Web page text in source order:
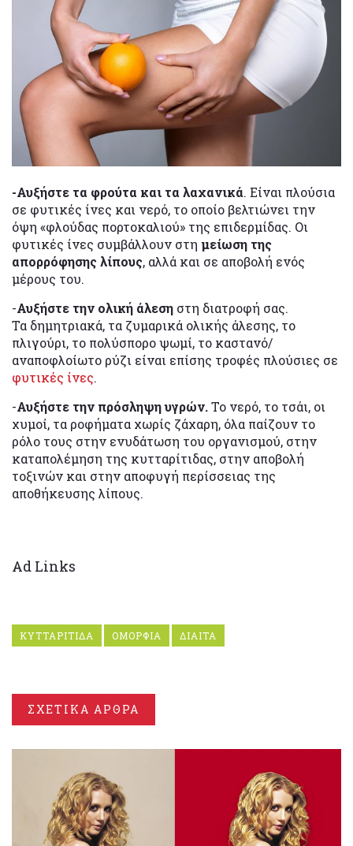
-Αυξήστε τα φρούτα και τα λαχανικά. Είναι πλούσια
σε φυτικές ίνες και νερό, το οποίο βελτιώνει την
όψη «φλούδας πορτοκαλιού» της επιδερμίδας. Οι
φυτικές ίνες συμβάλλουν στη μείωση της
απορρόφησης λίπους, αλλά και σε αποβολή ενός
μέρους του.
-Αυξήστε την ολική άλεση στη διατροφή σας.
Τα δημητριακά, τα ζυμαρικά ολικής άλεσης, το
πλιγούρι, το πολύσπορο ψωμί, το καστανό/
αναποφλοίωτο ρύζι είναι επίσης τροφές πλούσιες σε
φυτικές ίνες.
-Αυξήστε την πρόσληψη υγρών.Το νερό, το τσάι, οι
χυμοί, τα ροφήματα χωρίς ζάχαρη, όλα παίζουν το
ρόλο τους στην ενυδάτωση του οργανισμού, στην
καταπολέμηση της κυτταρίτιδας, στην αποβολή
τοξινών και στην αποφυγή περίσσειας της
αποθήκευσης λίπους.
Ad Links
ΚΥΤΤΑΡΙΤΙΔΑ ΟΜΟΡΦΙΑ ΔΙΑΙΤΑ
ΣΧΕΤΙΚΑ ΑΡΘΡΑ